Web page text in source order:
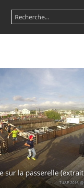
sur la passerelle (extrait